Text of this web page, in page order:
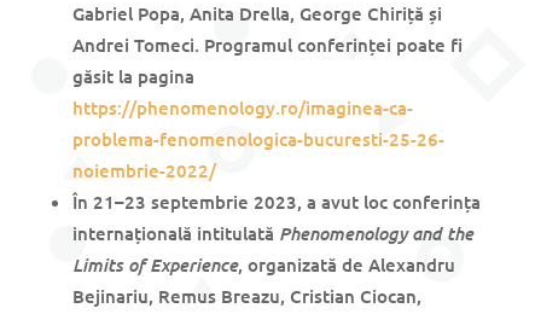
Gabriel Popa, Anita Drella, George Chiriță și
Andrei Tomeci. Programul conferinței poate fi
găsit la pagina
https://phenomenology.ro/imaginea-ca-
problema-fenomenologica-bucuresti-25-26-
noiembrie-2022/
În 21–23 septembrie 2023, a avut loc conferința
internațională intitulată Phenomenology and the
Limits of Experience, organizată de Alexandru
Bejinariu, Remus Breazu, Cristian Ciocan,